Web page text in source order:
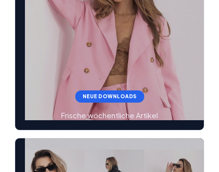
NEUE DOWNLOADS
Frische wöchentliche Artikel